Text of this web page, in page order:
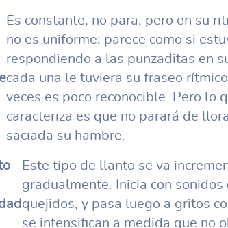
Es constante, no para, pero en su
no es uniforme; parece como si
respondiendo a las punzaditas en
cada una le tuviera su fraseo
veces es poco reconocible. Pero lo
caracteriza es que no parará de
saciada su hambre.
Este tipo de llanto se va
gradualmente. Inicia con sonidos
quejidos, y pasa luego a gritos
se intensifican a medida que no